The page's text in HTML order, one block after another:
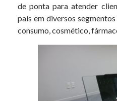
de ponta para atender
país em diversos
consumo, cosmético,